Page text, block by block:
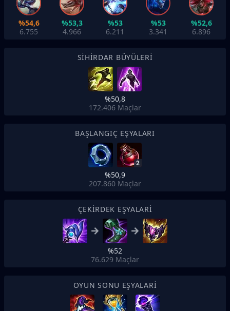
%54,6
6.755
%53,3
4.966
%53
6.211
%53
3.341
%52,6
6.896
SIHIRDAR BÜYÜLERI
%50,8
172.406 Maçlar
BAŞLANGIÇ EŞYALARI
2
%50,9
207.860 Maçlar
ÇEKIRDEK EŞYALARI
%52
76.629 Maçlar
OYUN SONU EŞYALARI